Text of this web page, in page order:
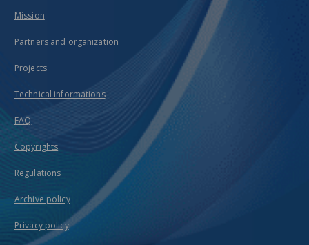
Mission
Partners and organization
Projects
Technical informations
FAQ
Copyrights
Regulations
Archive policy
Privacy policy